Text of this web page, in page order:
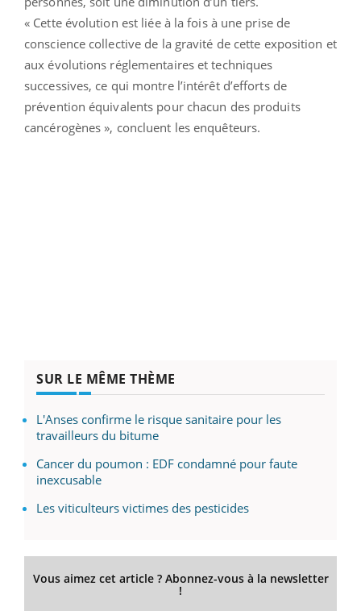
« Cette évolution est liée à la fois à une prise de
conscience collective de la gravité de cette exposition et
aux évolutions réglementaires et techniques
successives, ce qui montre l’intérêt d’efforts de
prévention équivalents pour chacun des produits
cancérogènes », concluent les enquêteurs.
SUR LE MÊME THÈME
L'Anses confirme le risque sanitaire pour les
travailleurs du bitume
Cancer du poumon : EDF condamné pour faute
inexcusable
Les viticulteurs victimes des pesticides
Vous aimez cet article ? Abonnez-vous à la newsletter
!